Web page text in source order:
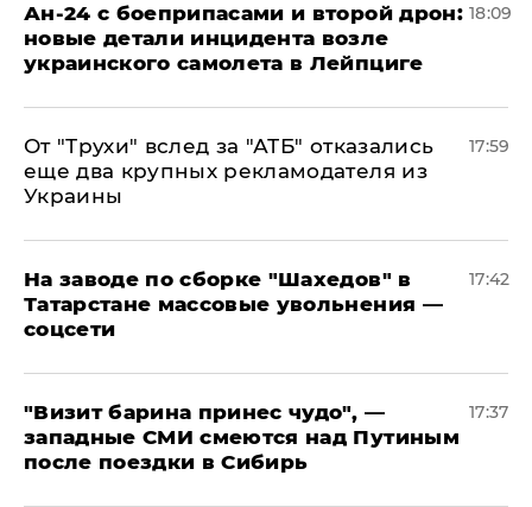
Ан-24 с боеприпасами и второй дрон:
новые детали инцидента возле
украинского самолета в Лейпциге
18:09
От "Трухи" вслед за "АТБ" отказались
еще два крупных рекламодателя из
Украины
17:59
На заводе по сборке "Шахедов" в
Татарстане массовые увольнения —
соцсети
17:42
"Визит барина принес чудо", —
западные СМИ смеются над Путиным
после поездки в Сибирь
17:37